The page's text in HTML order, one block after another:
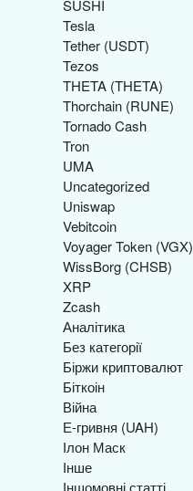
SUSHI
Tesla
Tether (USDT)
Tezos
THETA (THETA)
Thorchain (RUNE)
Tornado Cash
Tron
UMA
Uncategorized
Uniswap
Vebitcoin
Voyager Token (VGX)
WissBorg (CHSB)
XRP
Zcash
Аналітика
Без категорії
Біржи криптовалют
Біткоін
Війна
Е-гривня (UAH)
Ілон Маск
Інше
Іншомовні статті